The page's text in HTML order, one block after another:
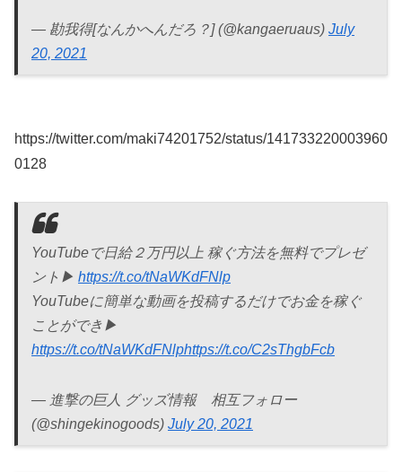
— 勘我得[なんかへんだろ？] (@kangaeruaus) July
20, 2021
https://twitter.com/maki74201752/status/141733220003960
0128
YouTubeで日給２万円以上 稼ぐ方法を無料でプレゼ
ント▶︎ https://t.co/tNaWKdFNlp
YouTubeに簡単な動画を投稿するだけでお金を稼ぐ
ことができ▶︎
https://t.co/tNaWKdFNlphttps://t.co/C2sThgbFcb
— 進撃の巨人 グッズ情報 相互フォロー
(@shingekinogoods) July 20, 2021